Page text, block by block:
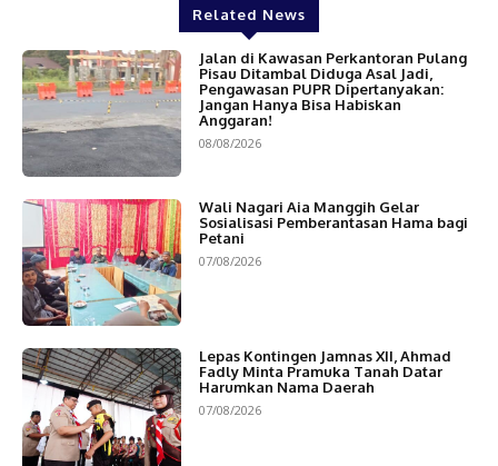
Related News
Jalan di Kawasan Perkantoran Pulang
Pisau Ditambal Diduga Asal Jadi,
Pengawasan PUPR Dipertanyakan:
Jangan Hanya Bisa Habiskan
Anggaran!
08/08/2026
Wali Nagari Aia Manggih Gelar
Sosialisasi Pemberantasan Hama bagi
Petani
07/08/2026
Lepas Kontingen Jamnas XII, Ahmad
Fadly Minta Pramuka Tanah Datar
Harumkan Nama Daerah
07/08/2026